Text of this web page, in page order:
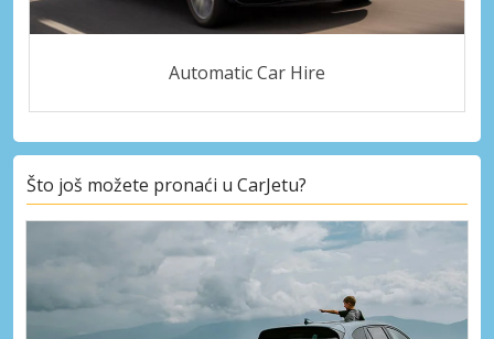
Automatic Car Hire
Što još možete pronaći u CarJetu?